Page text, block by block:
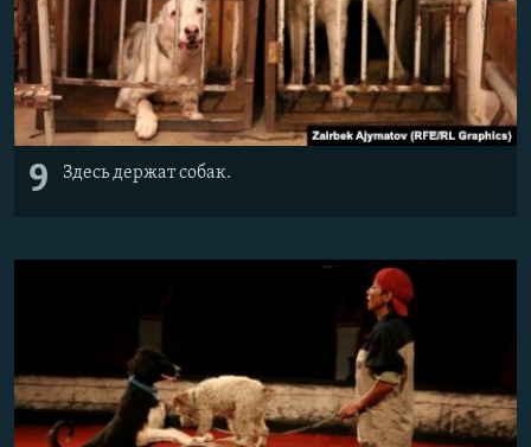
9 Здесь держат собак.